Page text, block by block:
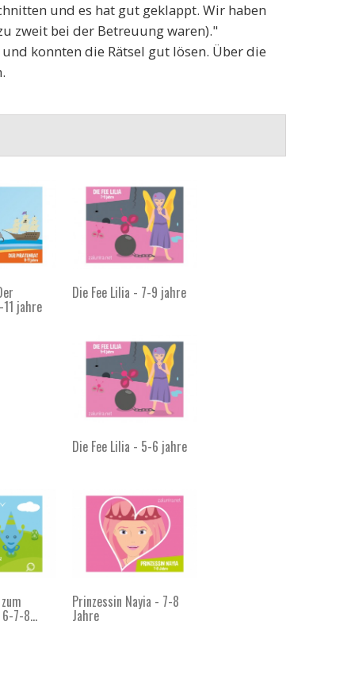
und es hat gut geklappt. Wir haben
zweit bei der Betreuung waren)."
konnten die Rätsel gut lösen. Über die
jahre
Die Fee Lilia - 7-9 jahre
Die Fee Lilia - 5-6 jahre
7-8...
Prinzessin Nayia - 7-8
Jahre